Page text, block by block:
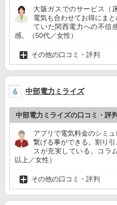
大阪ガスでのサービス（
電気も合わせてお得にま
ていた関西電力への不信
感。（50代／女性）
その他の口コミ・評判
中部電力ミライズ
中部電力ミライズの口コミ・評判
アプリで電気料金のシミ
繋げる事ができる。割り
スが充実している。コラ
以上／女性）
その他の口コミ・評判